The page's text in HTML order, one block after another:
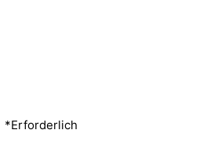
*Erforderlich